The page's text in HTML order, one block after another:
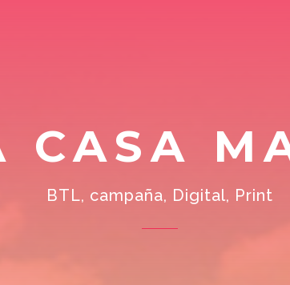
CASA
BTL, campaña, Digital, Print